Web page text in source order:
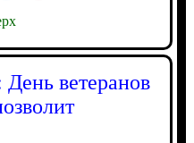
ветеранов